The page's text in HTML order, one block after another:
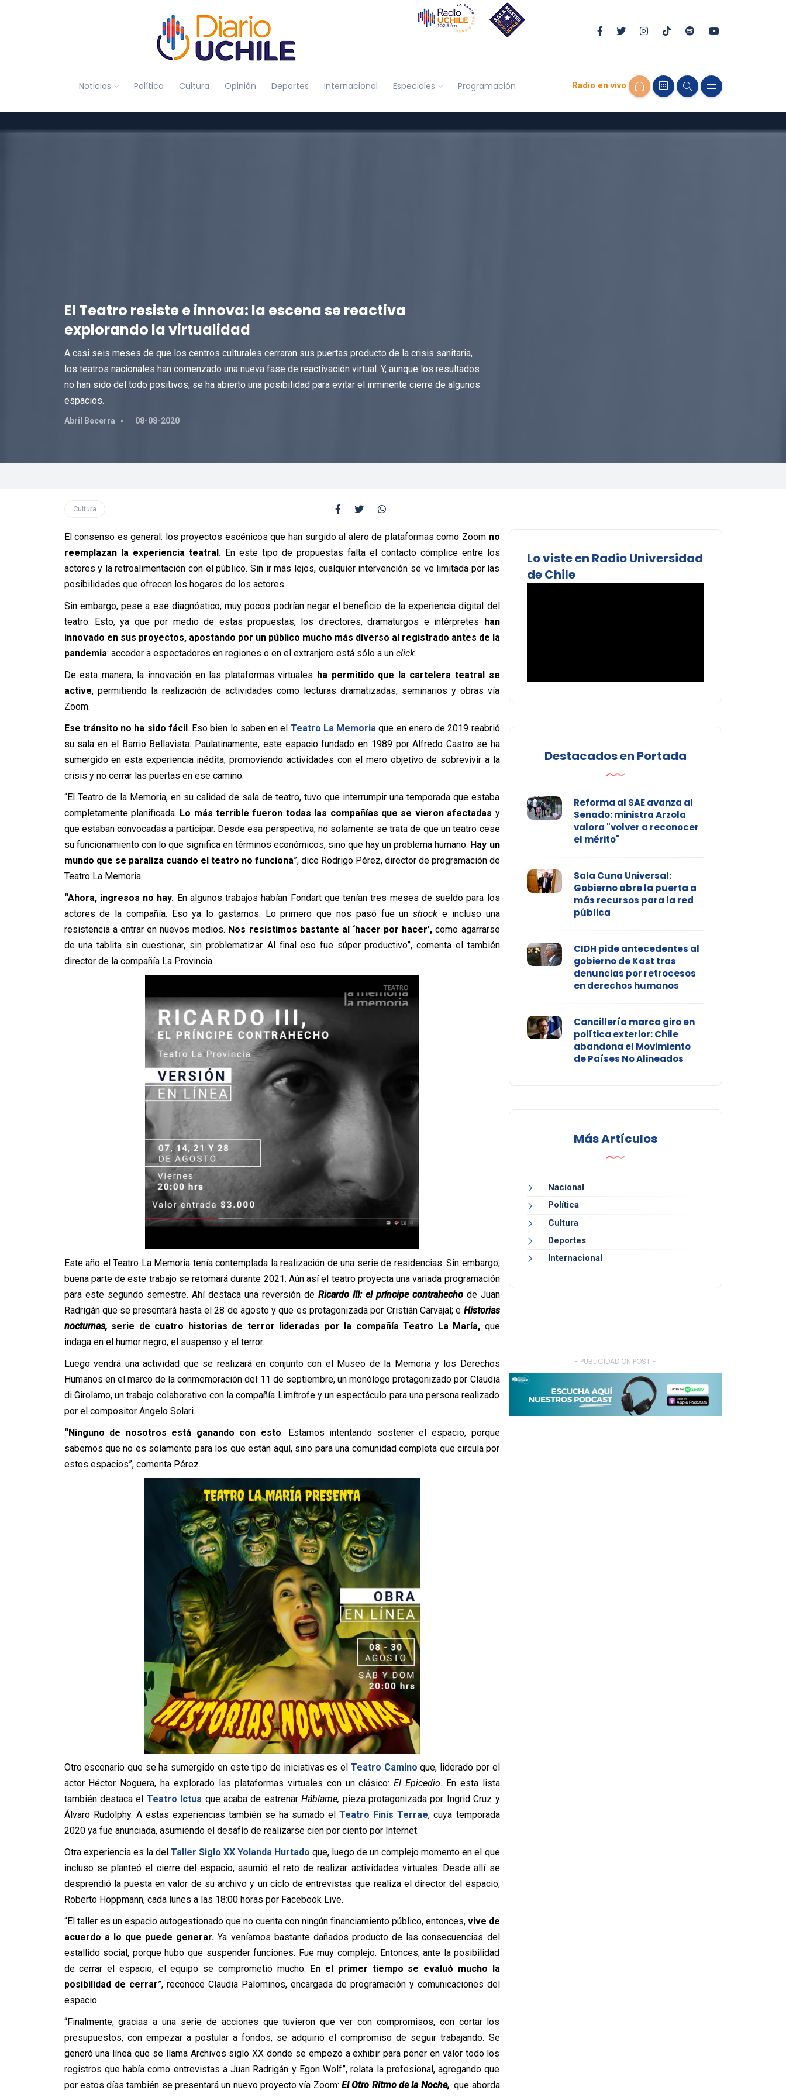
Noticias Política Cultura Opinión Deportes Internacional Especiales Programación Radio en vivo
El Teatro resiste e innova: la escena se reactiva
explorando la virtualidad
A casi seis meses de que los centros culturales cerraran sus puertas producto de la crisis sanitaria,
los teatros nacionales han comenzado una nueva fase de reactivación virtual. Y, aunque los resultados
no han sido del todo positivos, se ha abierto una posibilidad para evitar el inminente cierre de algunos
espacios.
Abril Becerra 08-08-2020
Cultura
El consenso es general: los proyectos escénicos que han surgido al alero de plataformas como Zoom no
reemplazan la experiencia teatral.En este tipo de propuestas falta el contacto cómplice entre los
actores y la retroalimentación con el público. Sin ir más lejos, cualquier intervención se ve limitada por las
posibilidades que ofrecen los hogares de los actores.
Sin embargo, pese a ese diagnóstico, muy pocos podrían negar el beneficio de la experiencia digital del
teatro. Esto, ya que por medio de estas propuestas, los directores, dramaturgos e intérpretes han
innovado en sus proyectos, apostando por un público mucho más diverso al registrado antes de la
pandemia: acceder a espectadores en regiones o en el extranjero está sólo a un click.
De esta manera, la innovación en las plataformas virtuales ha permitido que la cartelera teatral se
active, permitiendo la realización de actividades como lecturas dramatizadas, seminarios y obras vía
Zoom.
Ese tránsito no ha sido fácil. Eso bien lo saben en el Teatro La Memoriaque en enero de 2019 reabrió
su sala en el Barrio Bellavista. Paulatinamente, este espacio fundado en 1989 por Alfredo Castro se ha
sumergido en esta experiencia inédita, promoviendo actividades con el mero objetivo de sobrevivir a la
crisis y no cerrar las puertas en ese camino.
“El Teatro de la Memoria, en su calidad de sala de teatro, tuvo que interrumpir una temporada que estaba
completamente planificada. Lo más terrible fueron todas las compañías que se vieron afectadas y
que estaban convocadas a participar. Desde esa perspectiva, no solamente se trata de que un teatro cese
su funcionamiento con lo que significa en términos económicos, sino que hay un problema humano. Hay un
mundo que se paraliza cuando el teatro no funciona”, dice Rodrigo Pérez, director de programación de
Teatro La Memoria.
“Ahora, ingresos no hay. En algunos trabajos habían Fondart que tenían tres meses de sueldo para los
actores de la compañía. Eso ya lo gastamos. Lo primero que nos pasó fue unshock e incluso una
resistencia a entrar en nuevos medios. Nos resistimos bastante al ‘hacer por hacer’,como agarrarse
de una tablita sin cuestionar, sin problematizar. Al final eso fue súper productivo”, comenta el también
director de la compañía La Provincia.
Este año el Teatro La Memoria tenía contemplada la realización de una serie de residencias. Sin embargo,
buena parte de este trabajo se retomará durante 2021. Aún así el teatro proyecta una variada programación
para este segundo semestre. Ahí destaca una reversión de Ricardo III: el príncipe contrahechode Juan
Radrigán que se presentará hasta el 28 de agosto y que es protagonizada por Cristián Carvajal; e Historias
nocturnas, serie de cuatro historias de terror lideradas por la compañía Teatro La María, que
indaga en el humor negro, el suspenso y el terror.
Luego vendrá una actividad que se realizará en conjunto con el Museo de la Memoria y los Derechos
Humanos en el marco de la conmemoración del 11 de septiembre, un monólogo protagonizado por Claudia
di Girolamo, un trabajo colaborativo con la compañía Limítrofe y un espectáculo para una persona realizado
por el compositor Angelo Solari.
“Ninguno de nosotros está ganando con esto. Estamos intentando sostener el espacio, porque
sabemos que no es solamente para los que están aquí, sino para una comunidad completa que circula por
estos espacios”, comenta Pérez.
Otro escenario que se ha sumergido en este tipo de iniciativas es el Teatro Camino que, liderado por el
actor Héctor Noguera, ha explorado las plataformas virtuales con un clásico:El Epicedio. En esta lista
también destaca el Teatro Ictus que acaba de estrenarHáblame, pieza protagonizada por Ingrid Cruz y
Álvaro Rudolphy. A estas experiencias también se ha sumado elTeatro Finis Terrae, cuya temporada
2020 ya fue anunciada, asumiendo el desafío de realizarse cien por ciento por Internet.
Otra experiencia es la del Taller Siglo XX Yolanda Hurtadoque, luego de un complejo momento en el que
incluso se planteó el cierre del espacio, asumió el reto de realizar actividades virtuales. Desde allí se
desprendió la puesta en valor de su archivo y un ciclo de entrevistas que realiza el director del espacio,
Roberto Hoppmann, cada lunes a las 18:00 horas por Facebook Live.
“El taller es un espacio autogestionado que no cuenta con ningún financiamiento público, entonces, vive de
acuerdo a lo que puede generar. Ya veníamos bastante dañados producto de las consecuencias del
estallido social, porque hubo que suspender funciones. Fue muy complejo. Entonces, ante la posibilidad
de cerrar el espacio, el equipo se comprometió mucho. En el primer tiempo se evaluó mucho la
posibilidad de cerrar”, reconoce Claudia Palominos, encargada de programación y comunicaciones del
espacio.
“Finalmente, gracias a una serie de acciones que tuvieron que ver con compromisos, con cortar los
presupuestos, con empezar a postular a fondos, se adquirió el compromiso de seguir trabajando. Se
generó una línea que se llama Archivos siglo XX donde se empezó a exhibir para poner en valor todo los
registros que había como entrevistas a Juan Radrigán y Egon Wolf”, relata la profesional, agregando que
por estos días también se presentará un nuevo proyecto vía Zoom: El Otro Ritmo de la Noche,que aborda
Lo viste en Radio Universidad
de Chile
Destacados en Portada
Reforma al SAE avanza al
Senado: ministra Arzola
valora "volver a reconocer
el mérito"
Sala Cuna Universal:
Gobierno abre la puerta a
más recursos para la red
pública
CIDH pide antecedentes al
gobierno de Kast tras
denuncias por retrocesos
en derechos humanos
Cancillería marca giro en
política exterior: Chile
abandona el Movimiento
de Países No Alineados
Más Artículos
Nacional
Política
Cultura
Deportes
Internacional
- PUBLICIDAD ON POST -